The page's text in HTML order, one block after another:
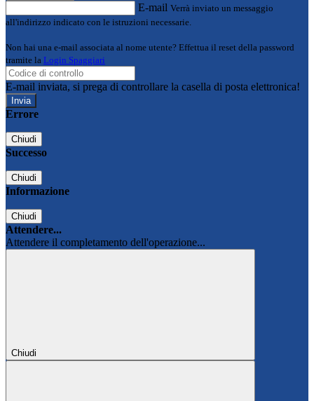
E-mail Verrà inviato un messaggio
all'indirizzo indicato con le istruzioni necessarie.
Non hai una e-mail associata al nome utente? Effettua il reset della password
tramite la Login Spaggiari
E-mail inviata, si prega di controllare la casella di posta elettronica!
Errore
Chiudi
Successo
Chiudi
Informazione
Chiudi
Attendere...
Attendere il completamento dell'operazione...
Chiudi